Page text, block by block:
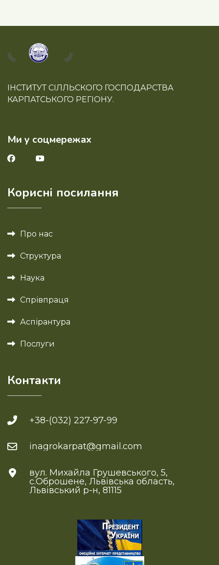
ІНСТИТУТ СІЛЛЬСКОГО ГОСПОДАРСТВА
КАРПАТСЬКОГО РЕГІОНУ.
Ми у соцмережах
Корисні посилання
Про нас
Структура
Наука
Спрівпраця
Аспірантура
Послуги
Контакти
+38-(032) 227-97-99
inagrokarpat@gmail.com
вул. Михайла Грушевського, 5,
с.Оброшене, Львівська область,
Львівський р-н, 81115